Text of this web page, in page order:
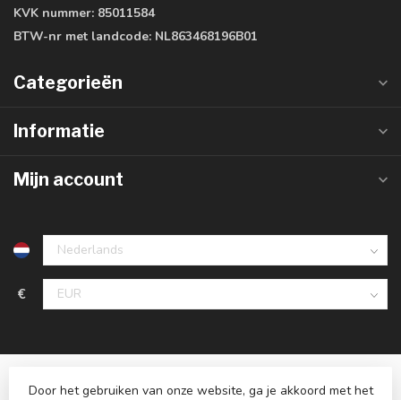
KVK nummer: 85011584
BTW-nr met landcode: NL863468196B01
Categorieën
Informatie
Mijn account
€
Door het gebruiken van onze website, ga je akkoord met het